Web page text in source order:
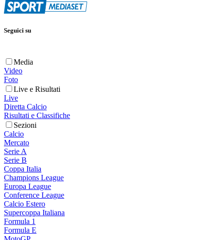
Seguici su
Media
Video
Foto
Live e Risultati
Live
Diretta Calcio
Risultati e Classifiche
Sezioni
Calcio
Mercato
Serie A
Serie B
Coppa Italia
Champions League
Europa League
Conference League
Calcio Estero
Supercoppa Italiana
Formula 1
Formula E